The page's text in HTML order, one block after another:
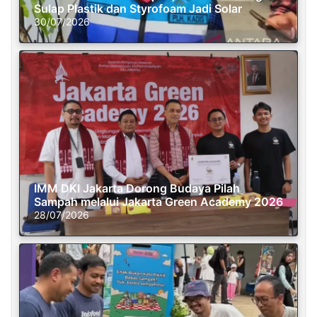
Sulap Plastik dan Styrofoam Jadi Solar
30/07/2026
IMM DKI Jakarta Dorong Budaya Pilah
Sampah melalui Jakarta Green Academy 2026
28/07/2026